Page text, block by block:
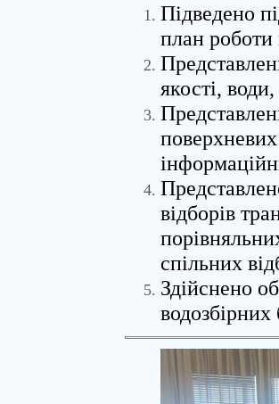
Підведено
план роботи
якості,
відборів
спільних
Здійснено